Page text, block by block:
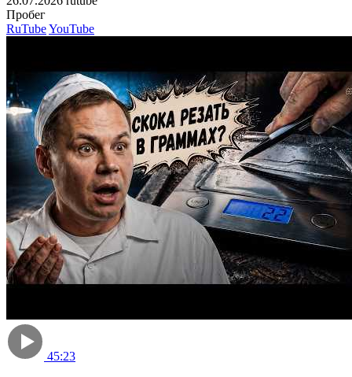
Пробе
RuTubeYouTube
45:23